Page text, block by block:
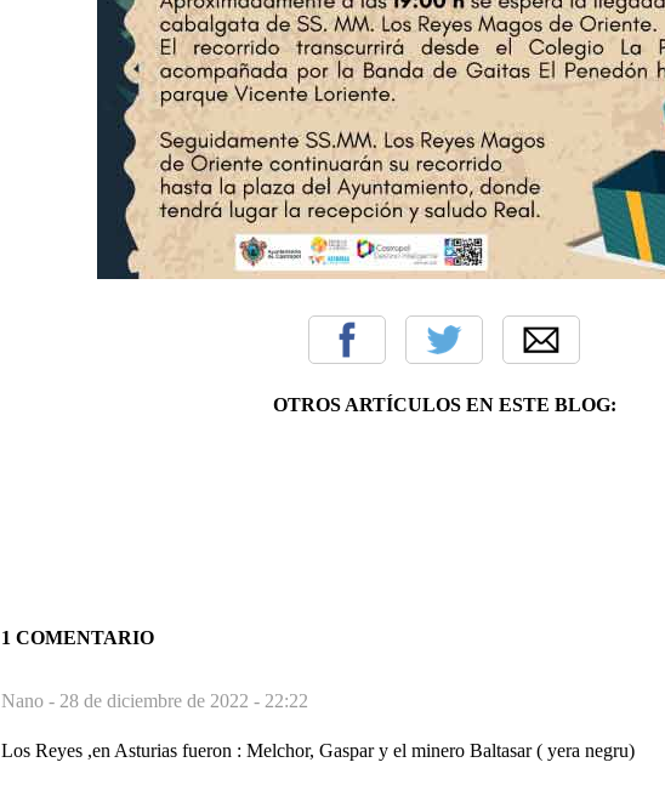
OTROS ARTÍCULOS EN ESTE BLOG:
1 COMENTARIO
Nano - 28 de diciembre de 2022 - 22:22
Los Reyes ,en Asturias fueron : Melchor, Gaspar y el minero Baltasar ( yera negru)